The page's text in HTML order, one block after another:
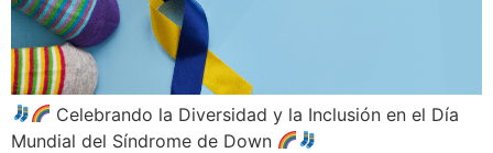
Celebrando la Diversidad y la Inclusión en el Día
Mundial del Síndrome de Down